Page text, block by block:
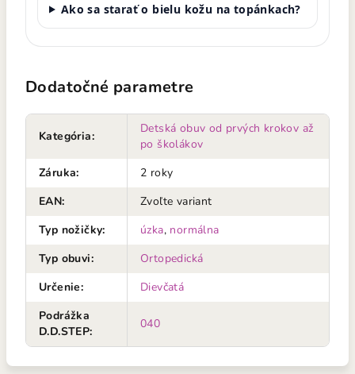
Ako sa starať o bielu kožu na topánkach?
Dodatočné parametre
Kategória:
Detská obuv od prvých krokov až
po školákov
Záruka:
2 roky
EAN:
Zvoľte variant
Typ nožičky: úzka, normálna
Typ obuvi:
Ortopedická
Určenie:
Dievčatá
Podrážka
D.D.STEP:
040